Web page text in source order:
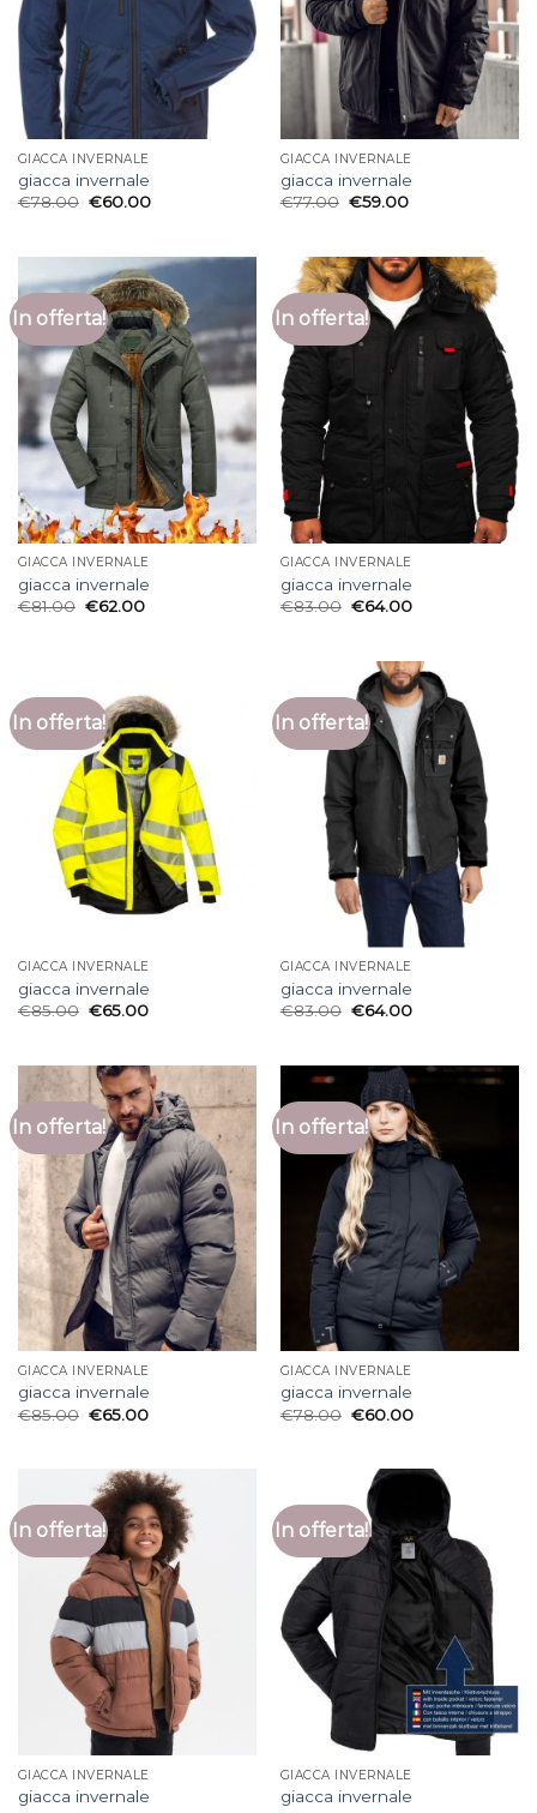
GIACCA INVERNALE
giacca invernale
€78.00 €60.00
GIACCA INVERNALE
giacca invernale
€77.00 €59.00
In offerta!
GIACCA INVERNALE
giacca invernale
€81.00 €62.00
In offerta!
GIACCA INVERNALE
giacca invernale
€83.00 €64.00
In offerta!
GIACCA INVERNALE
giacca invernale
€85.00 €65.00
In offerta!
GIACCA INVERNALE
giacca invernale
€83.00 €64.00
In offerta!
GIACCA INVERNALE
giacca invernale
€85.00 €65.00
In offerta!
GIACCA INVERNALE
giacca invernale
€78.00 €60.00
In offerta!
GIACCA INVERNALE
giacca invernale
In offerta!
GIACCA INVERNALE
giacca invernale